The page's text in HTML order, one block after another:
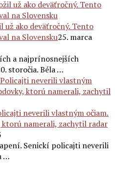
už ako deväťročný. Tento
na Slovensku25. marca
a najprínosnejších
storočia. Béla …
neverili vlastným očiam.
ktorú namerali, zachytil radar
Senickí policajti neverili
…